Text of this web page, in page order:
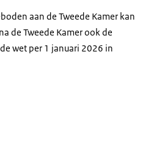
aan de Tweede Kamer kan
de Tweede Kamer ook de
wet per 1 januari 2026 in